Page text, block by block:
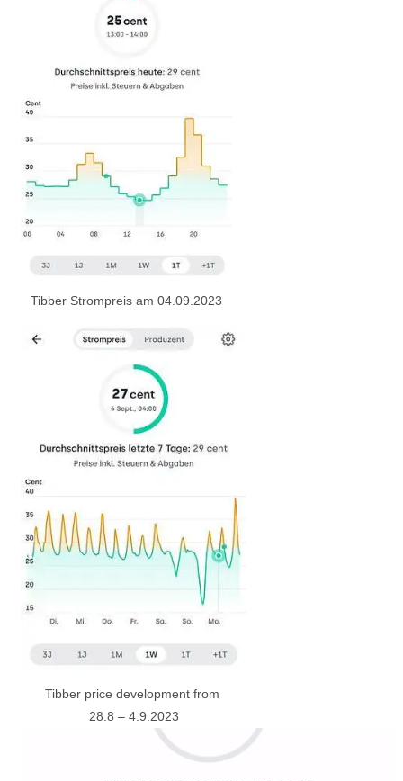
Tibber Strompreis am 04.09.2023
Tibber price development from
28.8 – 4.9.2023